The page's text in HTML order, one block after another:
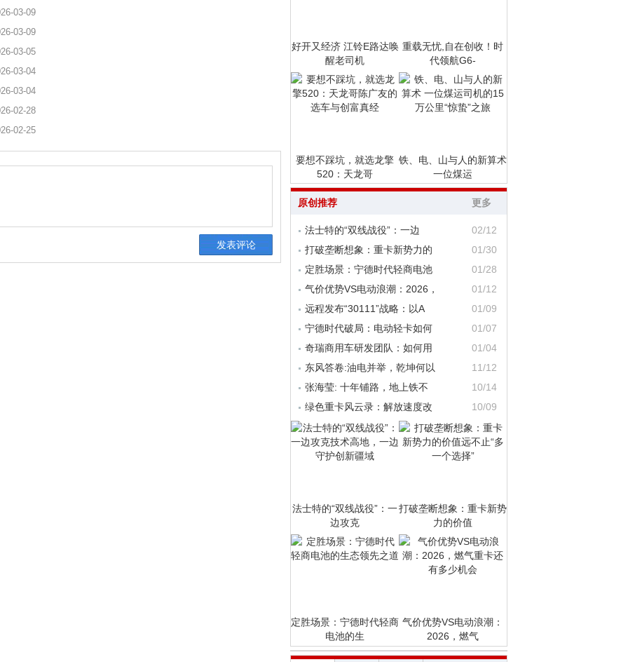
03-09
03-09
03-05
03-04
03-04
02-28
02-25
好开又经济 江铃E路达唤
醒老司机
重载无忧,自在创收！时
代领航G6-
要想不踩坑，就选龙擎
520：天龙哥
铁、电、山与人的新算术
一位煤运
原创推荐 更多
法士特的“双线战役”：一边
02/12
打破垄断想象：重卡新势力的
01/30
定胜场景：宁德时代轻商电池
01/28
气价优势VS电动浪潮：2026，
01/12
远程发布“30111”战略：以A
01/09
宁德时代破局：电动轻卡如何
01/07
奇瑞商用车研发团队：如何用
01/04
东风答卷:油电并举，乾坤何以
11/12
张海莹: 十年铺路，地上铁不
10/14
绿色重卡风云录：解放速度改
10/09
法士特的“双线战役”：一
边攻克
打破垄断想象：重卡新势
力的价值
定胜场景：宁德时代轻商
电池的生
气价优势VS电动浪潮：
2026，燃气